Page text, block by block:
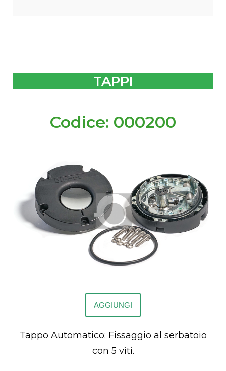
TAPPI
Codice: 000200
AGGIUNGI
Tappo Automatico: Fissaggio al serbatoio
con 5 viti.